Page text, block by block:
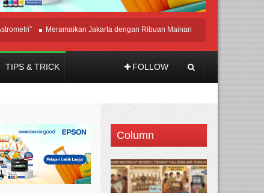
Meramaikan Jakarta dengan Ribuan Mainan dan Produk Bayi dari
TIPS & TRICK FOLLOW
Column